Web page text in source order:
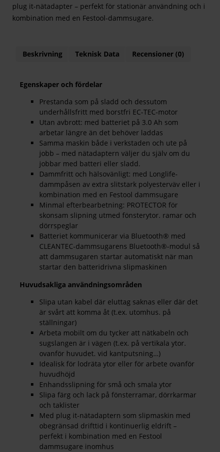
plug it-nätadapter – perfekt för stationär användning och i
kombination med en Festool-dammsugare.
Beskrivning Teknisk Data Recensioner (0)
Egenskaper och fördelar
Prestanda som på sladd och dessutom
underhållsfritt med borstfri EC-TEC-motor
Utan avbrott: med batteriet på 3.0 Ah som
arbetar längre än det behöver laddas
Samma maskin både i verkstaden och ute på
jobb – med nätadaptern väljer du själv om du
jobbar med batteri eller sladd.
Dammfritt och hälsovänligt: med Longlife-
dammpåsen av extra slitstark polyesterväv eller i
kombination med en Festool dammsugare
Minmal efterbearbetning: PROTECTOR för
skonsam slipning utmed fönsterytor. ramar och
dörrspeglar
Batteriet kommunicerar via Bluetooth® med
CLEANTEC-dammsugarens Bluetooth®-modul så
att dammsugaren startar automatiskt när man
startar den batteridrivna slipmaskinen
Huvudsakliga användningsområden
Slipa utan kabel där eluttag saknas eller där det
är svårt att komma åt (t.ex. utomhus. på
ställningar)
Arbeta mobilt om du tycker att nätkabeln och
sugslangen är i vägen (t.ex. på vertikala ytor.
ovanför huvudet. vid kantputsning…)
Idealisk för lodräta ytor eller för arbete ovanför
huvudhöjd
Enhandsslipning för små och smala ytor
Slipa färg och lack på fönsterramar, dörrkarmar
och taklister
Med plug it-nätadaptern som slipmaskin med
obegränsad drifttid i kontinuerlig eldrift –
perfekt i kombination med en Festool
dammsugare inomhus